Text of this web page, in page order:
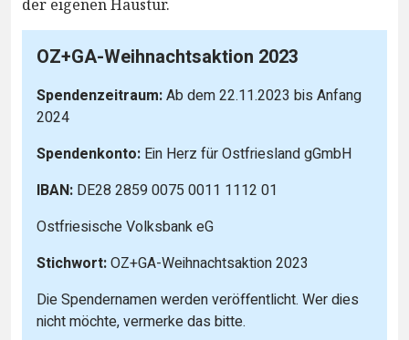
der eigenen Haustür.
OZ+GA-Weihnachtsaktion 2023
Spendenzeitraum:Ab dem 22.11.2023 bis Anfang
2024
Spendenkonto: Ein Herz für Ostfriesland gGmbH
IBAN: DE28 2859 0075 0011 1112 01
Ostfriesische Volksbank eG
Stichwort:OZ+GA-Weihnachtsaktion 2023
Die Spendernamen werden veröffentlicht. Wer dies
nicht möchte, vermerke das bitte.